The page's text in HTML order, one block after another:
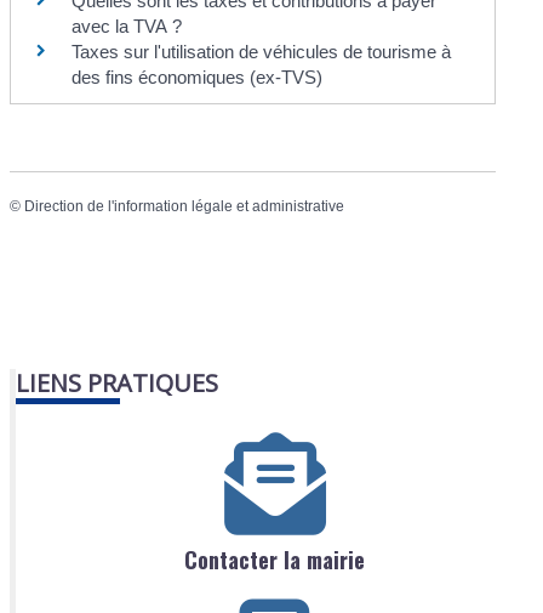
avec la TVA ?
Taxes sur l'utilisation de véhicules de tourisme à
des fins économiques (ex-TVS)
© Direction de l'information légale et administrative
LIENS PRATIQUES
Contacter la mairie